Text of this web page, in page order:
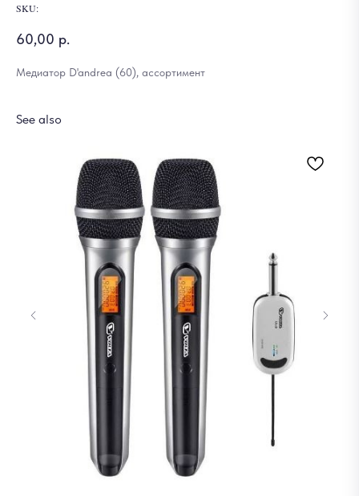
SKU:
60,00 р.
Медиатор D'andrea (60), ассортимент
See also